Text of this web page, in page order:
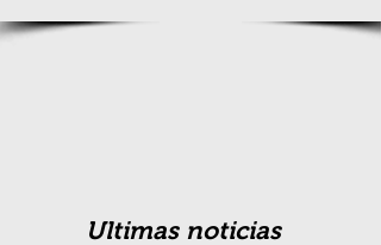
Ultimas noticias